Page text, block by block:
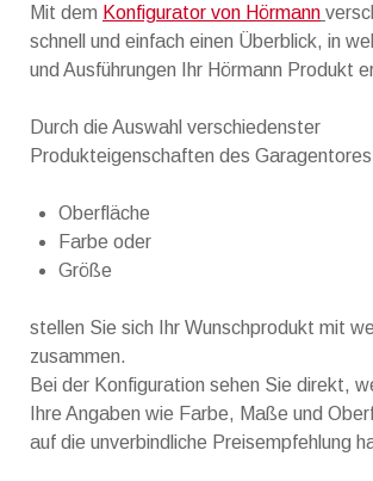
Mit dem Konfigurator von Hörmann
schnell und einfach einen Überblick, in
und Ausführungen Ihr Hörmann Produkt
Durch die Auswahl verschiedenster
Produkteigenschaften des
Oberfläche
Farbe oder
Größe
stellen Sie sich Ihr Wunschprodukt mit
zusammen.
Bei der Konfiguration sehen Sie direkt,
Ihre Angaben wie Farbe, Maße und
auf die unverbindliche Preisempfehlung